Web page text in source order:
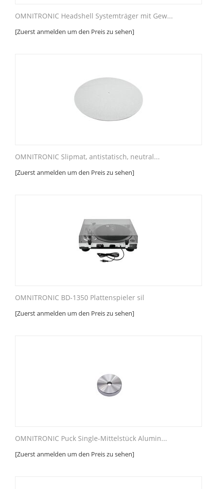
OMNITRONIC Headshell Systemträger mit Gew...
[Zuerst anmelden um den Preis zu sehen]
OMNITRONIC Slipmat, antistatisch, neutral...
[Zuerst anmelden um den Preis zu sehen]
OMNITRONIC BD-1350 Plattenspieler sil
[Zuerst anmelden um den Preis zu sehen]
OMNITRONIC Puck Single-Mittelstück Alumin...
[Zuerst anmelden um den Preis zu sehen]